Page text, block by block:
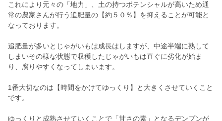
これにより元々の「地力」、土の持つポテンシャルが高いため通
常の農家さんが行う追肥量の【約５０％】を抑えることが可能と
なっております。
追肥量が多いとじゃがいもは成長はしますが、中途半端に熟して
しまいその様な状態で収穫したじゃがいもは直ぐに劣化が始ま
り、腐りやすくなってしまいます。
1番大切なのは【時間をかけてゆっくり】と大きくさせていくこと
です。
ゆっくりと成熟させていくことで「甘さの素」となるデンプンが